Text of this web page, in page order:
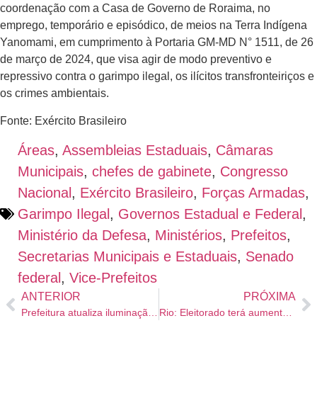
coordenação com a Casa de Governo de Roraima, no
emprego, temporário e episódico, de meios na Terra Indígena
Yanomami, em cumprimento à Portaria GM-MD N° 1511, de 26
de março de 2024, que visa agir de modo preventivo e
repressivo contra o garimpo ilegal, os ilícitos transfronteiriços e
os crimes ambientais.
Fonte: Exército Brasileiro
Áreas, Assembleias Estaduais, Câmaras
Municipais, chefes de gabinete, Congresso
Nacional , Exército Brasileiro, Forças Armadas,
Garimpo Ilegal , Governos Estadual e Federal ,
Ministério da Defesa, Ministérios, Prefeitos,
Secretarias Municipais e Estaduais, Senado
federal , Vice-Prefeitos
ANTERIOR
Prefeitura atualiza iluminação pública por mais de 39 pontos do município
PRÓXIMA
Rio: Eleitorado terá aumento de 4,6% nas eleições deste ano